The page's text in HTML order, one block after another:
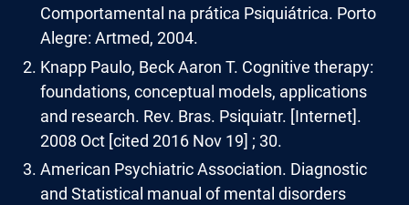
Comportamental na prática Psiquiátrica. Porto
Alegre: Artmed, 2004.
Knapp Paulo, Beck Aaron T. Cognitive therapy:
foundations, conceptual models, applications
and research. Rev. Bras. Psiquiatr. [Internet].
2008 Oct [cited 2016 Nov 19] ; 30.
American Psychiatric Association. Diagnostic
and Statistical manual of mental disorders